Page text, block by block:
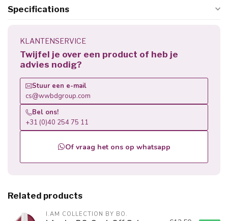
Specifications
KLANTENSERVICE
Twijfel je over een product of heb je
advies nodig?
Stuur een e-mail
cs@wwbdgroup.com
Bel ons!
+31 (0)40 254 75 11
Of vraag het ons op whatsapp
Related products
I.AM COLLECTION BY BO.